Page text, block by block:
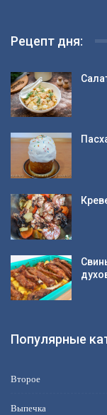
Рецепт дня:
Популярные
Второе
Выпечка